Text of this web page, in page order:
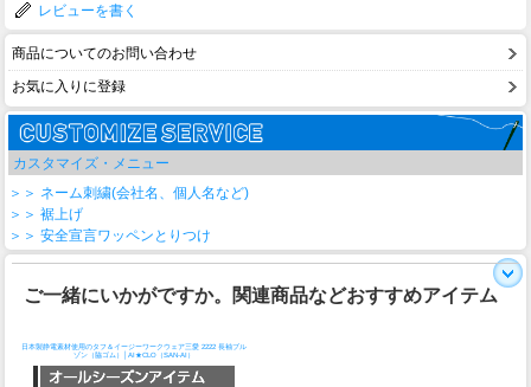
レビューを書く
商品についてのお問い合わせ
お気に入りに登録
カスタマイズ・メニュー
＞＞ ネーム刺繍(会社名、個人名など)
＞＞ 裾上げ
＞＞ 安全宣言ワッペンとりつけ
ご一緒にいかがですか。関連商品などおすすめアイテム
日本製静電素材使用のタフ＆イージーワークウェア三愛 2222 長袖ブル
ゾン（脇ゴム）│AI★CLO（SAN-AI）